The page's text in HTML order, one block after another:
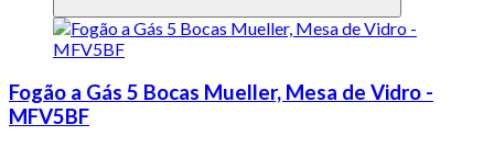
Fogão a Gás 5 Bocas Mueller, Mesa de Vidro -
MFV5BF